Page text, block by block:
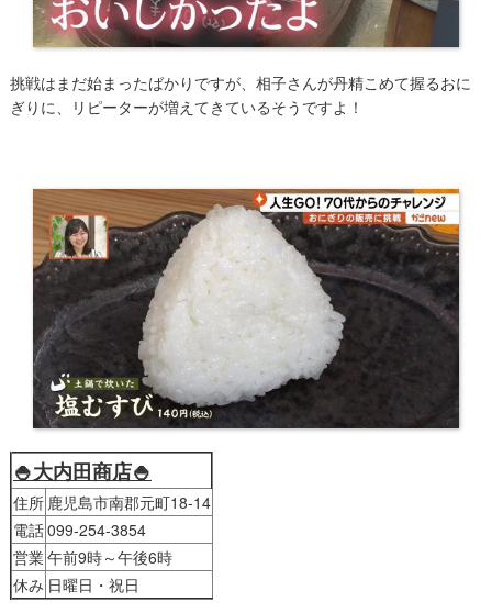
挑戦はまだ始まったばかりですが、相子さんが丹精こめて握るおに
ぎりに、リピーターが増えてきているそうですよ！
🍚大内田商店🍚
住所 鹿児島市南郡元町18-14
電話099-254-3854
営業午前9時～午後6時
休み 日曜日・祝日